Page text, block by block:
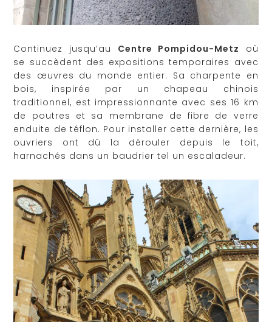
Continuez jusqu’au Centre Pompidou-Metz
où
se succèdent des expositions temporaires avec
des œuvres du monde entier. Sa charpente en
bois, inspirée par un chapeau chinois
traditionnel, est impressionnante avec ses 16 km
de poutres et sa membrane de fibre de verre
enduite de téflon. Pour installer cette dernière, les
ouvriers ont dû la dérouler depuis le toit,
harnachés dans un baudrier tel un escaladeur.